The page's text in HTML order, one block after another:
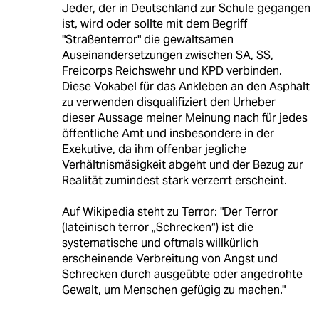
Jeder, der in Deutschland zur Schule gegangen
ist, wird oder sollte mit dem Begriff
"Straßenterror" die gewaltsamen
Auseinandersetzungen zwischen SA, SS,
Freicorps Reichswehr und KPD verbinden.
Diese Vokabel für das Ankleben an den Asphalt
zu verwenden disqualifiziert den Urheber
dieser Aussage meiner Meinung nach für jedes
öffentliche Amt und insbesondere in der
Exekutive, da ihm offenbar jegliche
Verhältnismäsigkeit abgeht und der Bezug zur
Realität zumindest stark verzerrt erscheint.
Auf Wikipedia steht zu Terror: "Der Terror
(lateinisch terror „Schrecken“) ist die
systematische und oftmals willkürlich
erscheinende Verbreitung von Angst und
Schrecken durch ausgeübte oder angedrohte
Gewalt, um Menschen gefügig zu machen."